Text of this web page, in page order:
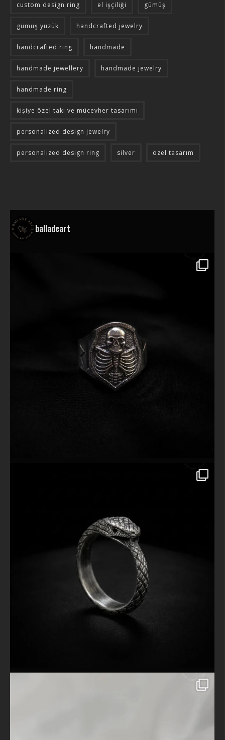
custom design ring el işçiliği gümüş
gümüş yüzük handcrafted jewelry
handcrafted ring handmade
handmade jewellery handmade jewelry
handmade ring
kişiye özel takı ve mücevher tasarımı
personalized design jewelry
personalized design ring silver özel tasarım
balladeart